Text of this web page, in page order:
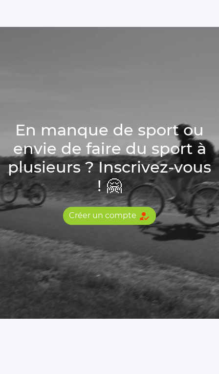
En manque de sport ou
envie de faire du sport à
plusieurs ? Inscrivez-vous
! 🤗
Créer un compte how_to_reg